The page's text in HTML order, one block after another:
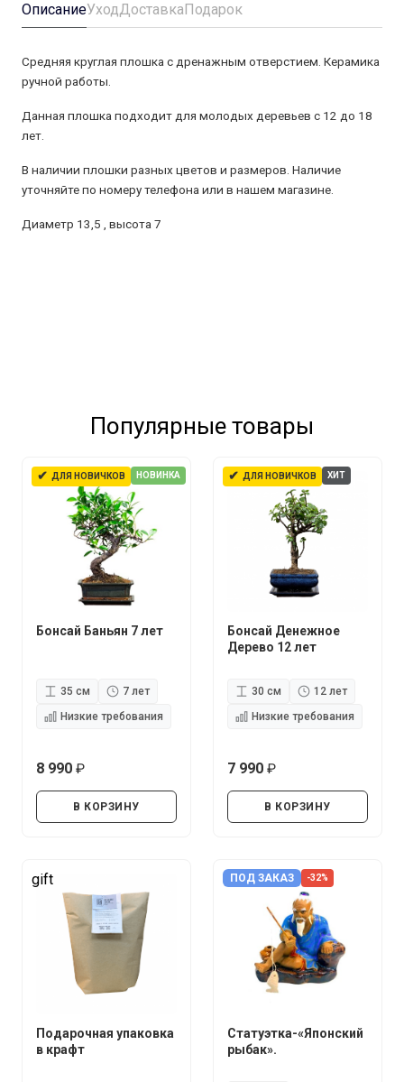
ОписаниеУходДоставкаПодарок
Средняя круглая плошка с дренажным отверстием. Керамика
ручной работы.
Данная плошка подходит для молодых деревьев с 12 до 18
лет.
В наличии плошки разных цветов и размеров. Наличие
уточняйте по номеру телефона или в нашем магазине.
Диаметр 13,5 , высота 7
Популярные товары
✔ ДЛЯ НОВИЧКОВ НОВИНКА
Бонсай Баньян 7 лет
35 см
7 лет
Низкие требования
8 990
В КОРЗИНУ
✔ ДЛЯ НОВИЧКОВ ХИТ
Бонсай Денежное
Дерево 12 лет
30 см
12 лет
Низкие требования
7 990
В КОРЗИНУ
gift
Подарочная упаковка
в крафт
ПОД ЗАКАЗ -32%
Статуэтка-«Японский
рыбак».